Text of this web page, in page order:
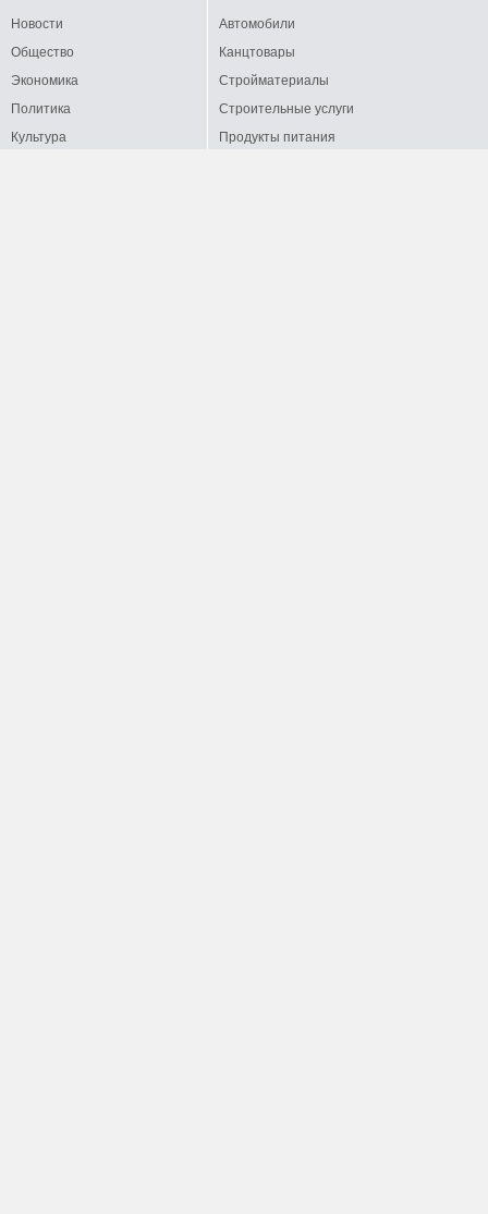
Новости
Общество
Экономика
Политика
Культура
Автомобили
Канцтовары
Стройматериалы
Строительные услуги
Продукты питания